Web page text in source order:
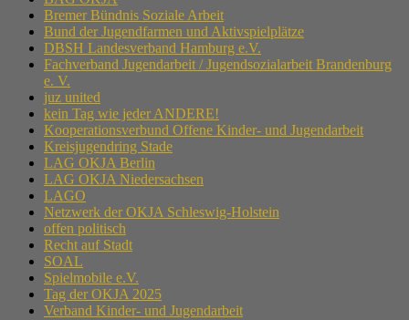
Bremer Bündnis Soziale Arbeit
Bund der Jugendfarmen und Aktivspielplätze
DBSH Landesverband Hamburg e.V.
Fachverband Jugendarbeit / Jugendsozialarbeit Brandenburg
e. V.
juz united
kein Tag wie jeder ANDERE!
Kooperationsverbund Offene Kinder- und Jugendarbeit
Kreisjugendring Stade
LAG OKJA Berlin
LAG OKJA Niedersachsen
LAGO
Netzwerk der OKJA Schleswig-Holstein
offen politisch
Recht auf Stadt
SOAL
Spielmobile e.V.
Tag der OKJA 2025
Verband Kinder- und Jugendarbeit